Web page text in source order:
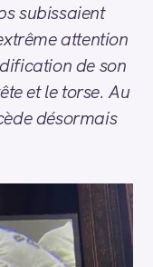
subissaient
attention
de son
et le torse. Au
désormais